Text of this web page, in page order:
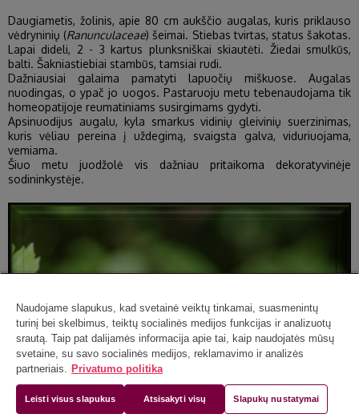
Daugiametis, žolinis, apie 80 cm aukščio augalas, kuris priklauso
vėdryninių (Ranunculaceae) šeimai. Stiebas tvirtas, status šakotas.
Lapai dideli, 2 - 3 kartus plunksniškai skiautėti. Žiedai smulkūs,
balti. Šakniastiebiai stambūs, tamsiai rudi.
Dažniausiai galaima pamatyti lapuočių miškuose. Augalas
nuodingas, o ypač jo uogos. Pastaruoju metu tebenaudojama tik
homeopatijoje reumatiniams susirgimams gydyti.
Apsinuodijus augalu, kyla smarkus vidinių gleivinių suerzinimas,
kuris vėliau pereina į uždegimą, svaigsta galva, viduriuojama,
vemiama.
Šiuo metu juodžolė vis dažniau pritaikoma dekoratyvinėje
sodininkystėje.
Naudojame slapukus, kad svetainė veiktų tinkamai, suasmenintų
turinį bei skelbimus, teiktų socialinės medijos funkcijas ir analizuotų
srautą. Taip pat dalijamės informacija apie tai, kaip naudojatės mūsų
svetaine, su savo socialinės medijos, reklamavimo ir analizės
partneriais. Privatumo politika
Leisti visus slapukus Atsisakyti visų Slapukų nustatymai